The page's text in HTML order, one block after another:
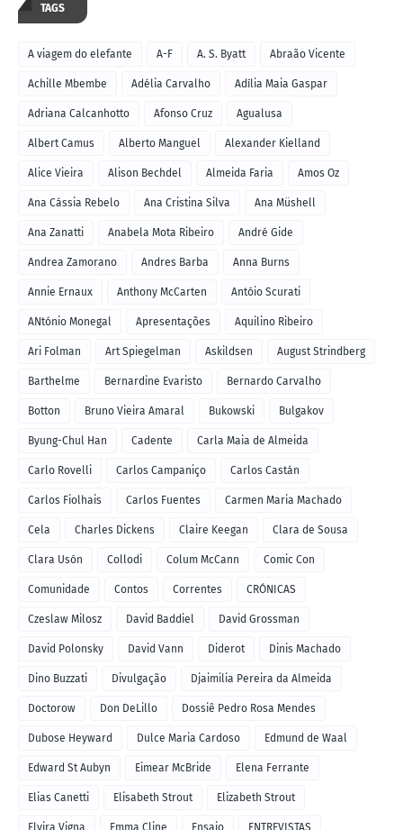
TAGS
A viagem do elefante A-F A. S. Byatt Abraão Vicente
Achille Mbembe Adélia Carvalho Adília Maia Gaspar
Adriana Calcanhotto Afonso Cruz Agualusa
Albert Camus Alberto Manguel Alexander Kielland
Alice Vieira Alison Bechdel Almeida Faria Amos Oz
Ana Cássia Rebelo Ana Cristina Silva Ana Müshell
Ana Zanatti Anabela Mota Ribeiro André Gide
Andrea Zamorano Andres Barba Anna Burns
Annie Ernaux Anthony McCarten Antóio Scurati
ANtónio Monegal Apresentações Aquilino Ribeiro
Ari Folman Art Spiegelman Askildsen August Strindberg
Barthelme Bernardine Evaristo Bernardo Carvalho
Botton Bruno Vieira Amaral Bukowski Bulgakov
Byung-Chul Han Cadente Carla Maia de Almeida
Carlo Rovelli Carlos Campaniço Carlos Castán
Carlos Fiolhais Carlos Fuentes Carmen Maria Machado
Cela Charles Dickens Claire Keegan Clara de Sousa
Clara Usón Collodi Colum McCann Comic Con
Comunidade Contos Correntes CRÓNICAS
Czeslaw Milosz David Baddiel David Grossman
David Polonsky David Vann Diderot Dinis Machado
Dino Buzzati Divulgação Djaimilia Pereira da Almeida
Doctorow Don DeLillo Dossiê Pedro Rosa Mendes
Dubose Heyward Dulce Maria Cardoso Edmund de Waal
Edward St Aubyn Eimear McBride Elena Ferrante
Elias Canetti Elisabeth Strout Elizabeth Strout
Elvira Vigna Emma Cline Ensaio ENTREVISTAS